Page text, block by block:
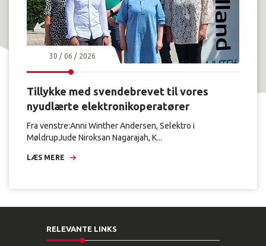
30 / 06 / 2026
Tillykke med svendebrevet til vores
nyudlærte elektronikoperatører
Fra venstre:Anni Winther Andersen, Selektro i
MøldrupJude Niroksan Nagarajah, K...
LÆS MERE
RELEVANTE LINKS